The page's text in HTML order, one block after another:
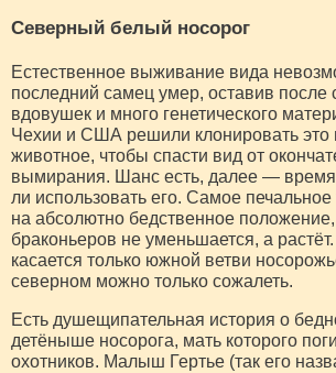
Северный белый носорог
Естественное выживание вида
последний самец умер, оставив после
вдовушек и много генетического
Чехии и США решили клонировать это
животное, чтобы спасти вид от
вымирания. Шанс есть, далее — время
ли использовать его. Самое печальное
на абсолютно бедственное положение,
браконьеров не уменьшается, а
касается только южной ветви
северном можно только сожалеть.
Есть душещипательная история о
детёныше носорога, мать которого
охотников. Малыш Гертье (так его